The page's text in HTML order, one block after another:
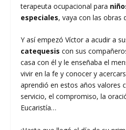
terapeuta ocupacional para
especiales, vaya con las obras
Y así empezó Víctor a acudir a
catequesis con sus
casa con él y le enseñaba el
vivir en la fe y conocer y
aprendió en estos años valores
servicio, el compromiso, la
Eucaristía…